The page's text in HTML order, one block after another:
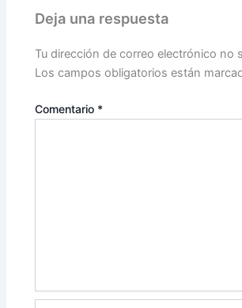
Deja una respuesta
Tu dirección de correo electrónico no
Los campos obligatorios están
Comentario *